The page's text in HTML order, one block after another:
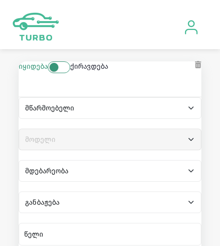
იყიდება ქირავდება
წელი